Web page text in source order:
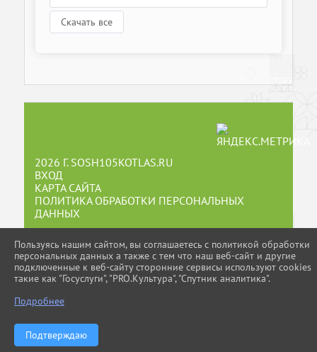
Скачать все
2026 Г. SOSH105KOTLAS.RU
ВХОД
КАРТА САЙТА
ПОЛИТИКА ОБРАБОТКИ ПЕРСОНАЛЬНЫХ
ДАННЫХ
СДЕЛАНО НА KUBCMS
РАЗРАБОТКА И ПОДДЕРЖКА
Пользуясь нашим сайтом, вы соглашаетесь с политикой обработки
персональных данных а также с тем что наш веб-сайт и другие
подключенные к веб-сайту сторонние сервисы используют cookies
такие как "Госуслуги", "PRO.Культура", "Спутник аналитика".
Подробнее
Подтверждаю